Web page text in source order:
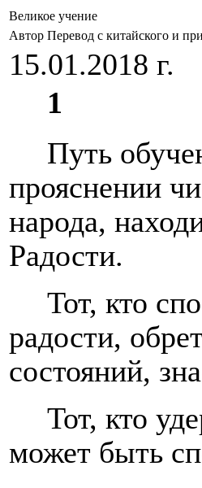
Великое учение
Автор Перевод с китайского и
15.01.2018 г.
1
Путь
прояснении
народа,
Радости.
Тот, кто
радости,
состояний,
Тот, кто
может быть